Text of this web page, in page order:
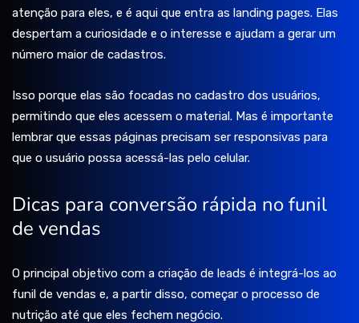
atenção para eles, e é aqui que entra as landing pages. Elas
despertam a curiosidade e o interesse e ajudam a gerar um
número maior de cadastros.
Isso porque elas são focadas no cadastro dos usuários,
permitindo que eles acessem o material. Mas é importante
lembrar que essas páginas precisam ser responsivas para
que o usuário possa acessá-las pelo celular.
Dicas para conversão rápida no funil
de vendas
O principal objetivo com a criação de leads é integrá-los ao
funil de vendas e, a partir disso, começar o processo de
nutrição até que eles fechem negócio.